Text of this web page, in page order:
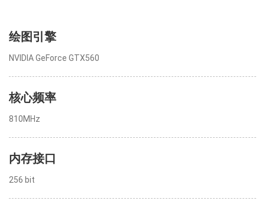
绘图引擎
NVIDIA GeForce GTX560
核心频率
810MHz
内存接口
256 bit